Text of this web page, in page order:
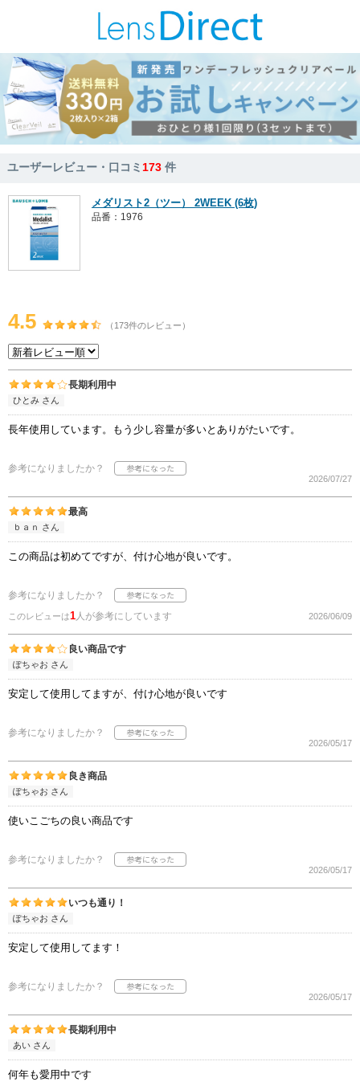
ユーザーレビュー・口コミ173 件
メダリスト2（ツー） 2WEEK (6枚)
品番：1976
4.5 （173件のレビュー）
長期利用中
ひとみ さん
長年使用しています。もう少し容量が多いとありがたいです。
参考になりましたか？
2026/07/27
最高
ｂａｎ さん
この商品は初めてですが、付け心地が良いです。
参考になりましたか？
このレビューは1人が参考にしています 2026/06/09
良い商品です
ぽちゃお さん
安定して使用してますが、付け心地が良いです
参考になりましたか？
2026/05/17
良き商品
ぽちゃお さん
使いこごちの良い商品です
参考になりましたか？
2026/05/17
いつも通り！
ぽちゃお さん
安定して使用してます！
参考になりましたか？
2026/05/17
長期利用中
あい さん
何年も愛用中です